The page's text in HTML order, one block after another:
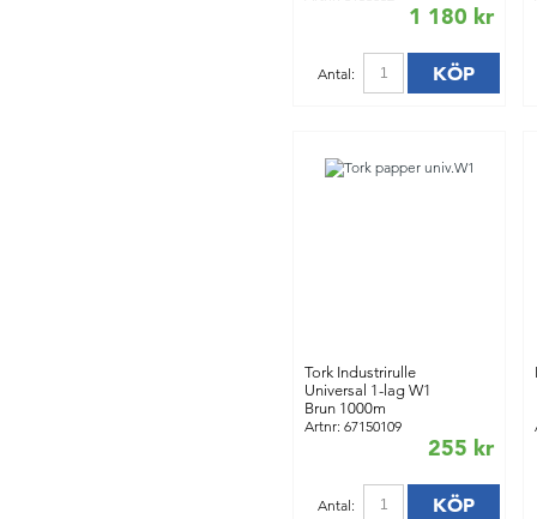
1 180 kr
Antal: KÖP
Tork Industrirulle
Universal 1-lag W1
Brun 1000m
Artnr: 67150109
255 kr
Antal: KÖP